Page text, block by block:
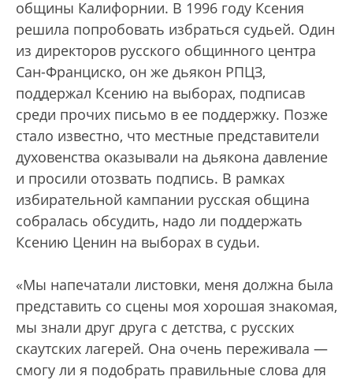
общины Калифорнии. В 1996 году Ксения
решила попробовать избраться судьей. Один
из директоров русского общинного центра
Сан-Франциско, он же дьякон РПЦЗ,
поддержал Ксению на выборах, подписав
среди прочих письмо в ее поддержку. Позже
стало известно, что местные представители
духовенства оказывали на дьякона давление
и просили отозвать подпись. В рамках
избирательной кампании русская община
собралась обсудить, надо ли поддержать
Ксению Ценин на выборах в судьи.
«Мы напечатали листовки, меня должна была
представить со сцены моя хорошая знакомая,
мы знали друг друга с детства, с русских
скаутских лагерей. Она очень переживала —
смогу ли я подобрать правильные слова для